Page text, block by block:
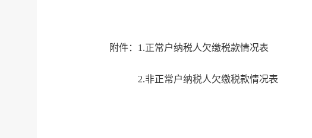
附件： 1.正常户纳税人欠缴税款情况表
2.非正常户纳税人欠缴税款情况表